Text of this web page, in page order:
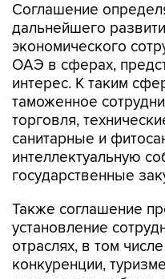
Соглашение
дальнейшего
экономического
ОАЭ в сферах,
интерес. К таким
таможенное
торговля,
санитарные и
интеллектуальную
государственные
Также соглашение
установление
отраслях, в том
конкуренции,